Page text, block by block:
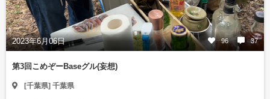
2023年6月06日 96 37
第3回こめぞーBaseグル(妄想)
[千葉県] 千葉県